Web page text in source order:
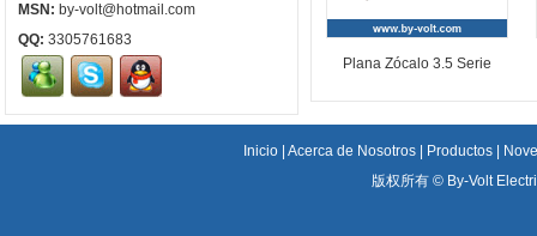
MSN: by-volt@hotmail.com
QQ: 3305761683
Plana Zócalo 3.5 Serie
Inicio| Acerca de Nosotros| Productos|
版权所有 © By-Volt